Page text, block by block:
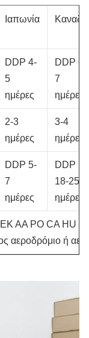
Ιαπωνία Καναδά
DDP 4-
5
ημέρες
DDP 6-
7
ημέρες
2-3
ημέρες
3-4
ημέρες
DDP 5-
7
ημέρες
DDP
18-25
ημέρες
EK AA PO CA HU
αεροδρόμιο ή